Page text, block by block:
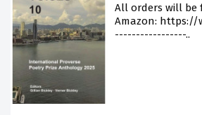
All orders will be
Amazon: https://
-----------------..